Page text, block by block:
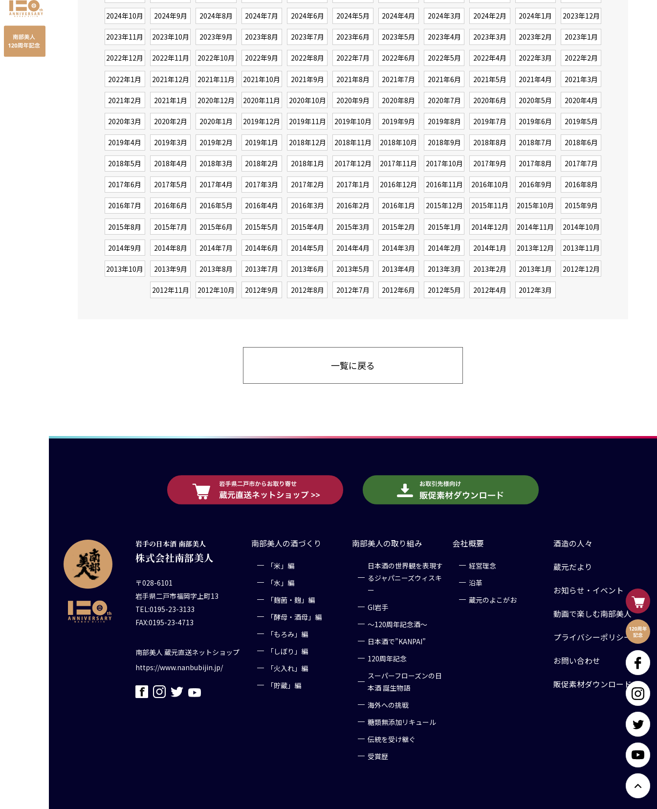
2024年10月 2024年9月 2024年8月 2024年7月 2024年6月 2024年5月 2024年4月 2024年3月 2024年2月 2024年1月 2023年12月
2023年11月 2023年10月 2023年9月 2023年8月 2023年7月 2023年6月 2023年5月 2023年4月 2023年3月 2023年2月 2023年1月
2022年12月 2022年11月 2022年10月 2022年9月 2022年8月 2022年7月 2022年6月 2022年5月 2022年4月 2022年3月 2022年2月
2022年1月 2021年12月 2021年11月 2021年10月 2021年9月 2021年8月 2021年7月 2021年6月 2021年5月 2021年4月 2021年3月
2021年2月 2021年1月 2020年12月 2020年11月 2020年10月 2020年9月 2020年8月 2020年7月 2020年6月 2020年5月 2020年4月
2020年3月 2020年2月 2020年1月 2019年12月 2019年11月 2019年10月 2019年9月 2019年8月 2019年7月 2019年6月 2019年5月
2019年4月 2019年3月 2019年2月 2019年1月 2018年12月 2018年11月 2018年10月 2018年9月 2018年8月 2018年7月 2018年6月
2018年5月 2018年4月 2018年3月 2018年2月 2018年1月 2017年12月 2017年11月 2017年10月 2017年9月 2017年8月 2017年7月
2017年6月 2017年5月 2017年4月 2017年3月 2017年2月 2017年1月 2016年12月 2016年11月 2016年10月 2016年9月 2016年8月
2016年7月 2016年6月 2016年5月 2016年4月 2016年3月 2016年2月 2016年1月 2015年12月 2015年11月 2015年10月 2015年9月
2015年8月 2015年7月 2015年6月 2015年5月 2015年4月 2015年3月 2015年2月 2015年1月 2014年12月 2014年11月 2014年10月
2014年9月 2014年8月 2014年7月 2014年6月 2014年5月 2014年4月 2014年3月 2014年2月 2014年1月 2013年12月 2013年11月
2013年10月 2013年9月 2013年8月 2013年7月 2013年6月 2013年5月 2013年4月 2013年3月 2013年2月 2013年1月 2012年12月
2012年11月 2012年10月 2012年9月 2012年8月 2012年7月 2012年6月 2012年5月 2012年4月 2012年3月
一覧に戻る
岩手の日本酒 南部美人
株式会社南部美人
〒028-6101
岩手県二戸市福岡字上町13
TEL:0195-23-3133
FAX:0195-23-4713
南部美人 蔵元直送ネットショップ
https://www.nanbubijin.jp/
南部美人の酒づくり
「米」編
「水」編
「麹菌・麹」編
「酵母・酒母」編
「もろみ」編
「しぼり」編
「火入れ」編
「貯蔵」編
南部美人の取り組み
日本酒の世界観を表現す
るジャパニーズウィスキ
ー
GI岩手
～120周年記念酒～
日本酒で”KANPAI”
120周年記念
スーパーフローズンの日
本酒 誕生物語
海外への挑戦
糖類無添加リキュール
伝統を受け継ぐ
受賞歴
会社概要
経営理念
沿革
蔵元のよこがお
酒造の人々
蔵元だより
お知らせ・イベント
動画で楽しむ南部美人
プライバシーポリシー
お問い合わせ
販促素材ダウンロード